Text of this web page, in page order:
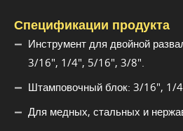
Спецификации продукта
Инструмент для двойной
3/16", 1/4", 5/16", 3/8".
Штамповочный блок: 3/16", 1/
Для медных, стальных и